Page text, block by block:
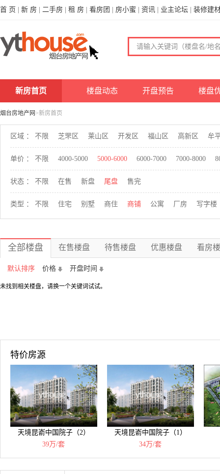
首 页 新 房 二手房 租 房 看房团 房小蜜 资讯 业主论坛 装修建
新房首页 楼盘动态 开盘预告 楼盘
烟台房地产网 >新房首页
区域 ： 不限 芝罘区 莱山区 开发区 福山区 高新区 牟
单价 ： 不限 4000-5000 5000-6000 6000-7000 7000-8000
状态 ： 不限 在售 新盘 尾盘 售完
类型 ： 不限 住宅 别墅 商住 商铺 公寓 厂房 写字楼
全部楼盘 在售楼盘 待售楼盘 优惠楼盘 看房
默认排序 价格 开盘时间
未找到相关楼盘，请换一个关键词试试。
特价房源
天境昆嵛中国院子（2）
39万/套
天境昆嵛中国院子（1）
34万/套